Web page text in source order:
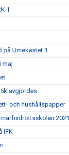
1
på Umekastet 1
maj
avgjordes
och hushållspapper
2021
IFK